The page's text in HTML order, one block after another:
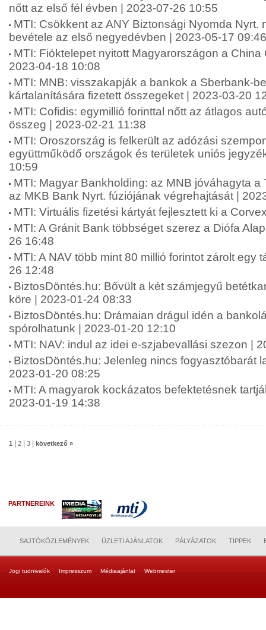
nőtt az első fél évben | 2023-07-26 10:55
MTI: Csökkent az ANY Biztonsági Nyomda Nyrt.
bevétele az első negyedévben | 2023-05-17 09:46
MTI: Fióktelepet nyitott Magyarországon a China
2023-04-18 10:08
MTI: MNB: visszakapják a bankok a Sberbank-
kártalanítására fizetett összegeket | 2023-03-20
MTI: Cofidis: egymillió forinttal nőtt az átlagos
összeg | 2023-02-21 11:38
MTI: Oroszország is felkerült az adózási
együttműködő országok és területek uniós
10:59
MTI: Magyar Bankholding: az MNB jóváhagyta a
az MKB Bank Nyrt. fúziójának végrehajtását |
MTI: Virtuális fizetési kártyát fejlesztett ki a
MTI: A Gránit Bank többséget szerez a Diófa
26 16:48
MTI: A NAV több mint 80 millió forintot zárolt egy
26 12:48
BiztosDöntés.hu: Bővült a két számjegyű
köre | 2023-01-24 08:33
BiztosDöntés.hu: Drámaian drágul idén a
spórolhatunk | 2023-01-20 12:10
MTI: NAV: indul az idei e-szjabevallási szezon |
BiztosDöntés.hu: Jelenleg nincs fogyasztóbarát
2023-01-20 08:25
MTI: A magyarok kockázatos befektetésnek
2023-01-19 14:38
1 2 3 következő »
PARTNEREINK
SAJTÓKÖZLEMÉNYEK ÜZLETI AJÁNLATOK PÁLYÁZATOK TIPPEK
Jogi tudnivalók Impresszum Médiaajánlat Webmester